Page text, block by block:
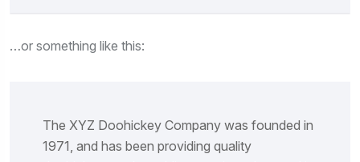
…or something like this:
The XYZ Doohickey Company was founded in
1971, and has been providing quality